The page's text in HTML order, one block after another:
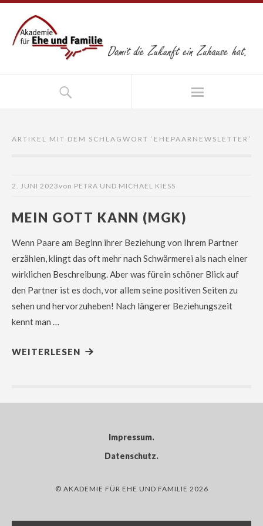
ARTIKEL MIT DEM SCHLAGWORT ‘ EHEPAARNEWSLETTER ’
2. JUNI 2023von PETRA UND MICHAEL KIESS
MEIN GOTT KANN (MGK)
Wenn Paare am Beginn ihrer Beziehung von Ihrem Partner
erzählen, klingt das oft mehr nach Schwärmerei als nach einer
wirklichen Beschreibung. Aber was fürein schöner Blick auf
den Partner ist es doch, vor allem seine positiven Seiten zu
sehen und hervorzuheben! Nach längerer Beziehungszeit
kennt man …
WEITERLESEN
Impressum
Datenschutz
© AKADEMIE FÜR EHE UND FAMILIE 2026